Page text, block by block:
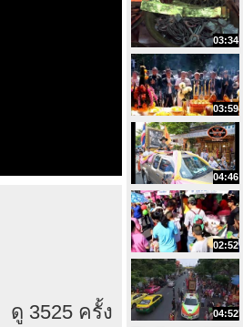
ดู 3525 ครั้ง
03:34
03:59
04:46
02:52
04:52